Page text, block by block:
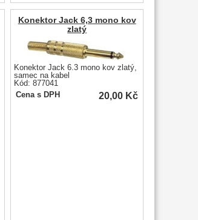
Konektor Jack 6,3 mono kov
zlatý
Konektor Jack 6.3 mono kov zlatý,
samec na kabel
Kód: 877041
Cena s DPH
20,00 Kč